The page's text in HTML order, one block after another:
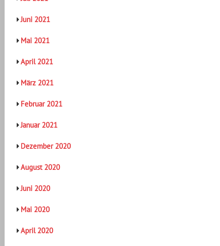
Juni 2021
Mai 2021
April 2021
März 2021
Februar 2021
Januar 2021
Dezember 2020
August 2020
Juni 2020
Mai 2020
April 2020